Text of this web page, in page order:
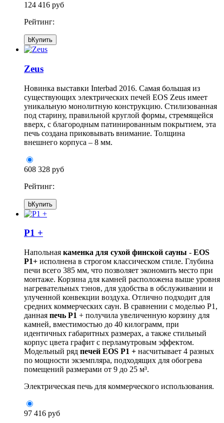
124 416 руб
Рейтинг:
bКупить
Zeus
Новинка выставки Interbad 2016. Самая большая из
существующих электрических печей EOS Zeus имеет
уникальную монолитную конструкцию. Стилизованная
под старину, правильной круглой формы, стремящейся
вверх, с благородным патинированным покрытием, эта
печь создана приковывать внимание. Толщина
внешнего корпуса – 8 мм.
608 328 руб
Рейтинг:
bКупить
P1 +
Напольная каменка для сухой финской сауны - EOS
P1+ исполнена в строгом классическом стиле. Глубина
печи всего 385 мм, что позволяет экономить место при
монтаже. Корзина для камней расположена выше уровня
нагревательных тэнов, для удобства в обслуживании и
улученной конвекции воздуха. Отлично подходит для
средних коммерческих саун. В сравнении с моделью P1,
данная печь P1 + получила увеличенную корзину для
камней, вместимостью до 40 килограмм, при
идентичных габаритных размерах, а также стильный
корпус цвета графит с перламутровым эффектом.
Модельный ряд печей EOS P1 + насчитывает 4 разных
по мощности экземпляра, подходящих для обогрева
помещений размерами от 9 до 25 м³.
Электрическая печь для коммерческого использования.
97 416 руб